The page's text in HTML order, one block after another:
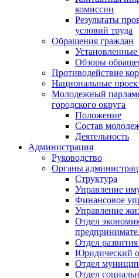
комиссии
Результаты
условий труда
Обращения граждан
Обзоры
Противодействие
Национальные
Молодежный
городского округа
Положение
Состав
Деятельность
Администрация
Руководство
Органы
Структура
Управление
Финансовое
Управление
Отдел
Отдел развития
Юридический
Отдел
Отдел